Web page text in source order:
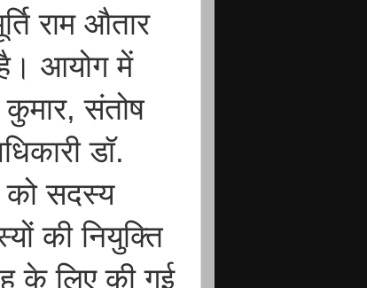
राम औतार
है। आयोग में
कुमार, संतोष
डॉ.
को सदस्य
की नियुक्ति
के लिए की गई